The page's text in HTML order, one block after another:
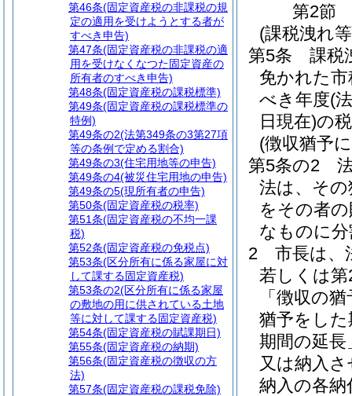
第2節
(課税洩れ
第5条
課税
免かれた
べき年度(
日現在)の
(徴収猶予
第5条の2
法は、そ
をその者
なものに
2
市長は、
若しくは
「徴収の
猶予をし
期間の延
又は納入
納入の各納
第46条(固定資産税の非課税の規
定の適用を受けようとする者が
すべき申告)
第47条(固定資産税の非課税の適
用を受けなくなつた固定資産の
所有者のすべき申告)
第48条(固定資産税の課税標準)
第49条(固定資産税の課税標準の
特例)
第49条の2(法第349条の3第27項
等の条例で定める割合)
第49条の3(住宅用地等の申告)
第49条の4(被災住宅用地の申告)
第49条の5(現所有者の申告)
第50条(固定資産税の税率)
第51条(固定資産税の不均一課
税)
第52条(固定資産税の免税点)
第53条(区分所有に係る家屋に対
して課する固定資産税)
第53条の2(区分所有に係る家屋
の敷地の用に供されている土地
等に対して課する固定資産税)
第54条(固定資産税の賦課期日)
第55条(固定資産税の納期)
第56条(固定資産税の徴収の方
法)
第57条(固定資産税の課税免除)